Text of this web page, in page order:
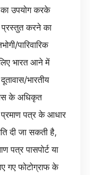
का उपयोग करके
प्रस्तुत करने का
पारिवारिक
भारत आने में
भारतीय
के अधिकृत
प्रमाण पत्र के आधार
दी जा सकती है,
पत्र पासपोर्ट या
गए फोटोग्राफ के